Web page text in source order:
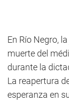
En Río Negro,
muerte del
durante la
La reapertura
esperanza en